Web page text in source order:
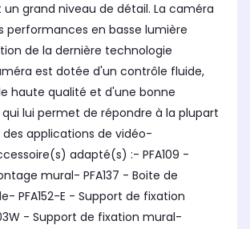
grand niveau de détail. La caméra
performances en basse lumière
de la dernière technologie
est dotée d'un contrôle fluide,
haute qualité et d'une bonne
lui permet de répondre à la plupart
des applications de vidéo-
adapté(s) :- PFA109 -
mural- PFA137 - Boite de
PFA152-E - Support de fixation
- Support de fixation mural-